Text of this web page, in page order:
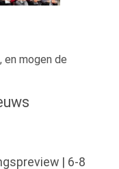
en mogen de
| 6-8